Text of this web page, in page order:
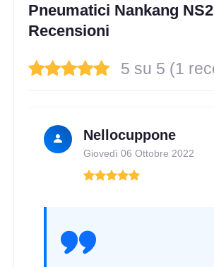
Pneumatici Nankang
Recensioni
5 su 5 (1
Nellocuppone
Giovedì 06 Ottobre 2022